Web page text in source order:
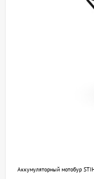
Аккумуляторный мотобур